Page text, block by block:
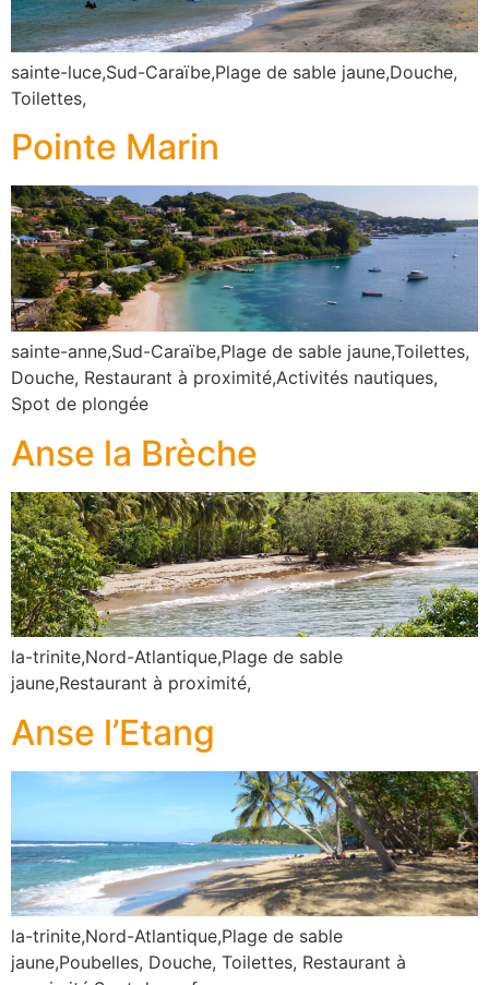
sainte-luce,Sud-Caraïbe,Plage de sable jaune,Douche,
Toilettes,
Pointe Marin
sainte-anne,Sud-Caraïbe,Plage de sable jaune,Toilettes,
Douche, Restaurant à proximité,Activités nautiques,
Spot de plongée
Anse la Brèche
la-trinite,Nord-Atlantique,Plage de sable
jaune,Restaurant à proximité,
Anse l’Etang
la-trinite,Nord-Atlantique,Plage de sable
jaune,Poubelles, Douche, Toilettes, Restaurant à